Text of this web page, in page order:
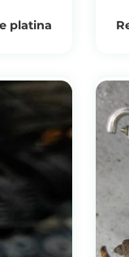
platina